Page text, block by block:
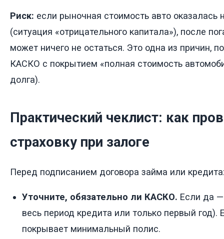
Риск: если рыночная стоимость авто оказалась
(ситуация «отрицательного капитала»), после
может ничего не остаться. Это одна из причин,
КАСКО с покрытием «полная стоимость
долга).
Практический чеклист: как
страховку при залоге
Перед подписанием договора займа или
Уточните, обязательно ли КАСКО. Если да —
весь период кредита или только первый год).
покрывает минимальный полис.